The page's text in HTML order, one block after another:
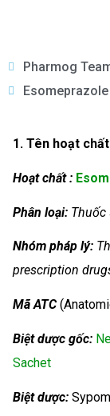
Pharmog
Esomeprazole
1. Tên hoạt
Hoạt chất :
Phân loại: Thuốc
Nhóm pháp lý:
prescription
Mã ATC
Biệt dược gốc:
Sachet
Biệt dược: Sypom